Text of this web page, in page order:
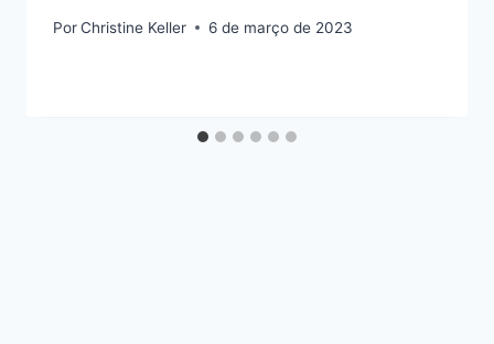
PorChristine Keller 6 de março de 2023